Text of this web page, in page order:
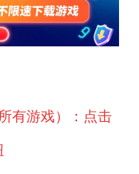
有游戏）：点击